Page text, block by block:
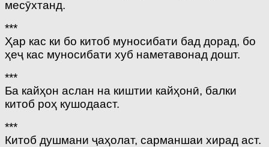
месӯхтанд.
***
Ҳар кас ки бо китоб муносибати бад дорад, бо
ҳеҷ кас муносибати хуб наметавонад дошт.
***
Ба кайҳон аслан на киштии кайҳонӣ, балки
китоб роҳ кушодааст.
***
Китоб душмани ҷаҳолат, сарманшаи хирад аст.